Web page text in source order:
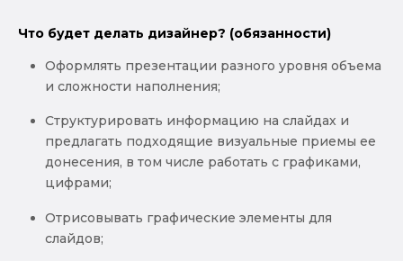
Что будет делать дизайнер? (обязанности)
Оформлять презентации разного уровня объема
и сложности наполнения;
Структурировать информацию на слайдах и
предлагать подходящие визуальные приемы ее
донесения, в том числе работать с графиками,
цифрами;
Отрисовывать графические элементы для
слайдов;